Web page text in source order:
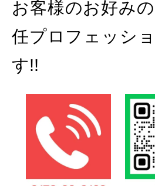
お客様のお好み
任プロフェッシ
す!!